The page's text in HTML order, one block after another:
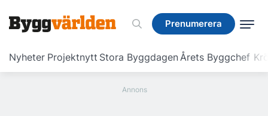
Prenumerera
Nyheter Projektnytt Stora ByggdagenÅrets Byggchef
Prenumerera